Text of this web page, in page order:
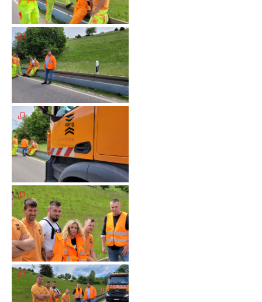
-
Kompatibilität
Unterfahrschutz
-
mit
in
Absenkung
Streckensicherung
Meldeformular
Flex.
Kurvenleittafel
Galerien
Galerie
2026
Galerie
2025
Galerie
2024